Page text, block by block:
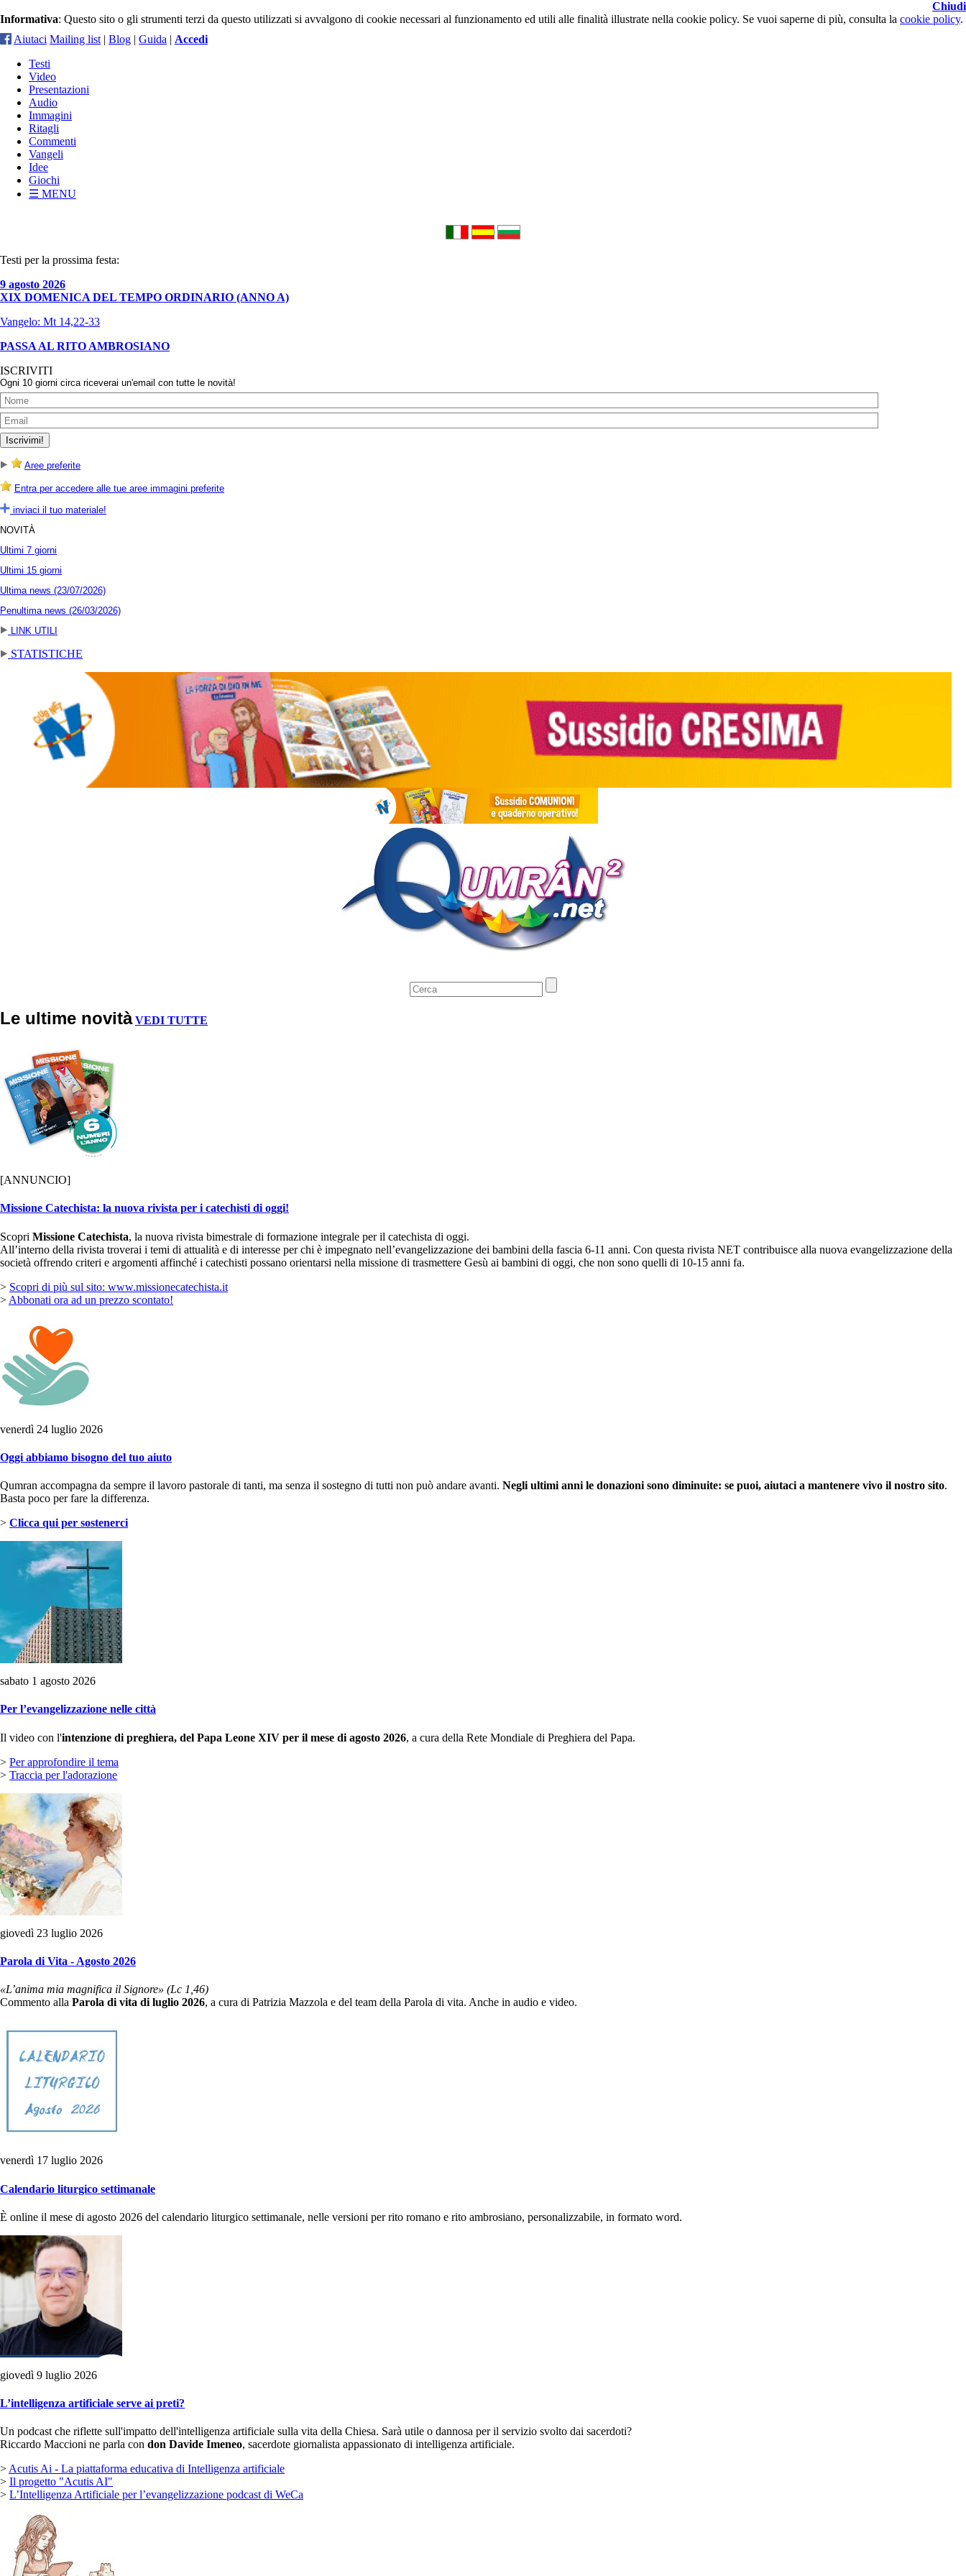
Chiudi
Informativa: Questo sito o gli strumenti terzi da questo utilizzati si avvalgono di cookie necessari al funzionamento ed utili alle finalità illustrate nella cookie policy. Se vuoi saperne di più, consulta la cookie policy.
Aiutaci Mailing list | Blog | Guida | Accedi
Testi
Video
Presentazioni
Audio
Immagini
Ritagli
Commenti
Vangeli
Idee
Giochi
☰ MENU
Testi per la prossima festa:
9 agosto 2026
XIX DOMENICA DEL TEMPO ORDINARIO (ANNO A)
Vangelo: Mt 14,22-33
PASSA AL RITO AMBROSIANO
ISCRIVITI
Ogni 10 giorni circa riceverai un'email con tutte le novità!
Aree preferite
Entra per accedere alle tue aree immagini preferite
inviaci il tuo materiale!
NOVITÀ
Ultimi 7 giorni
Ultimi 15 giorni
Ultima news (23/07/2026)
Penultima news (26/03/2026)
LINK UTILI
STATISTICHE
Le ultime novità VEDI TUTTE
[ANNUNCIO]
Missione Catechista: la nuova rivista per i catechisti di oggi!
Scopri Missione Catechista, la nuova rivista bimestrale di formazione integrale per il catechista di oggi.
All’interno della rivista troverai i temi di attualità e di interesse per chi è impegnato nell’evangelizzazione dei bambini della fascia 6-11 anni. Con questa rivista NET contribuisce alla nuova evangelizzazione della
società offrendo criteri e argomenti affinché i catechisti possano orientarsi nella missione di trasmettere Gesù ai bambini di oggi, che non sono quelli di 10-15 anni fa.
> Scopri di più sul sito: www.missionecatechista.it
> Abbonati ora ad un prezzo scontato!
venerdì 24 luglio 2026
Oggi abbiamo bisogno del tuo aiuto
Qumran accompagna da sempre il lavoro pastorale di tanti, ma senza il sostegno di tutti non può andare avanti. Negli ultimi anni le donazioni sono diminuite: se puoi, aiutaci a mantenere vivo il nostro sito.
Basta poco per fare la differenza.
> Clicca qui per sostenerci
sabato 1 agosto 2026
Per l’evangelizzazione nelle città
Il video con l'intenzione di preghiera, del Papa Leone XIV per il mese di agosto 2026, a cura della Rete Mondiale di Preghiera del Papa.
> Per approfondire il tema
> Traccia per l'adorazione
giovedì 23 luglio 2026
Parola di Vita - Agosto 2026
«L’anima mia magnifica il Signore» (Lc 1,46)
Commento alla Parola di vita di luglio 2026, a cura di Patrizia Mazzola e del team della Parola di vita. Anche in audio e video.
venerdì 17 luglio 2026
Calendario liturgico settimanale
È online il mese di agosto 2026 del calendario liturgico settimanale, nelle versioni per rito romano e rito ambrosiano, personalizzabile, in formato word.
giovedì 9 luglio 2026
L’intelligenza artificiale serve ai preti?
Un podcast che riflette sull'impatto dell'intelligenza artificiale sulla vita della Chiesa. Sarà utile o dannosa per il servizio svolto dai sacerdoti?
Riccardo Maccioni ne parla con don Davide Imeneo, sacerdote giornalista appassionato di intelligenza artificiale.
> Acutis Ai - La piattaforma educativa di Intelligenza artificiale
> Il progetto "Acutis AI"
> L’Intelligenza Artificiale per l’evangelizzazione podcast di WeCa